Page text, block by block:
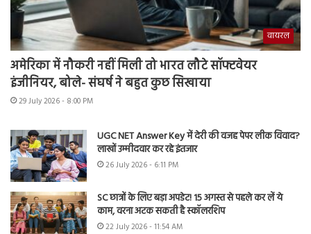
वायरल
अमेरिका में नौकरी नहीं मिली तो भारत लौटे सॉफ्टवेयर
इंजीनियर, बोले- संघर्ष ने बहुत कुछ सिखाया
29 July 2026 - 8:00 PM
UGC NET Answer Key में देरी की वजह पेपर लीक विवाद?
लाखों उम्मीदवार कर रहे इंतजार
26 July 2026 - 6:11 PM
SC छात्रों के लिए बड़ा अपडेट! 15 अगस्त से पहले कर लें ये
काम, वरना अटक सकती है स्कॉलरशिप
22 July 2026 - 11:54 AM